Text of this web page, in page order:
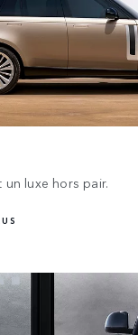
un luxe hors pair.